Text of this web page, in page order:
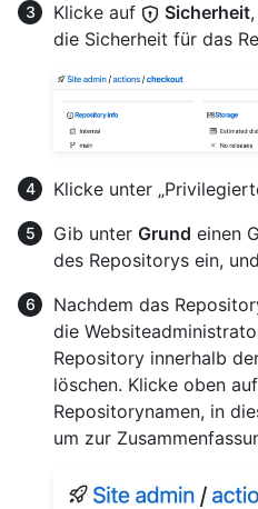
Klicke auf
Sicherheit
die Sicherheit für das
Klicke unter
Gib unter Grund einen
des Repositorys ein,
Nachdem das
die
Repository innerhalb
löschen. Klicke oben
Repositorynamen, in
um zur